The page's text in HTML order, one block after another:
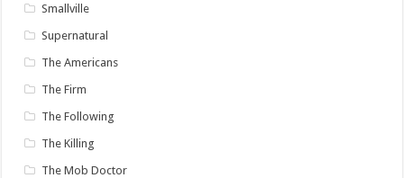
Smallville
Supernatural
The Americans
The Firm
The Following
The Killing
The Mob Doctor